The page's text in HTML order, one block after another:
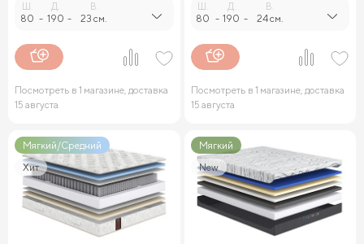
80 -
Д.
190 -
В.
23 см.
Посмотреть в 1 магазине, доставка
15 августа
80 -
Д.
190 -
В.
24 см.
Посмотреть в 1 магазине, доставка
15 августа
Мягкий/Средний
Хит
Мягкий
New